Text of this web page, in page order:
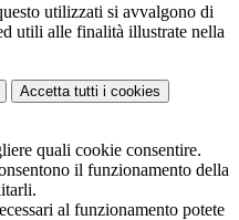
utilizzati si avvalgono di
utili alle finalità illustrate nella
Accetta tutti i cookies
quali cookie consentire.
il funzionamento della
al funzionamento potete